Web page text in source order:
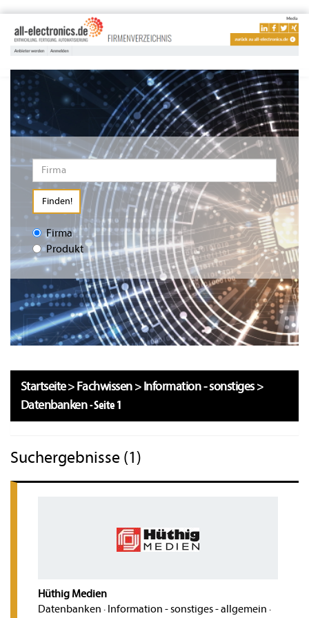
Finden!
Firma
Produkt
Startseite>Fachwissen >Information - sonstiges >
Datenbanken-Seite 1
Suchergebnisse (1)
Hüthig Medien
Datenbanken · Information - sonstiges - allgemein ·